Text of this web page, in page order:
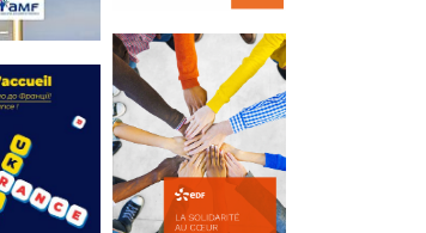
de
avril
La
prévention
des conflits
d’intérêts
18 septembre 2023
FEUILLETER